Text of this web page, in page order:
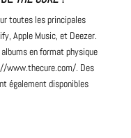
toutes les principales
, Apple Music, et Deezer.
en format physique
www.thecure.com/. Des
également disponibles